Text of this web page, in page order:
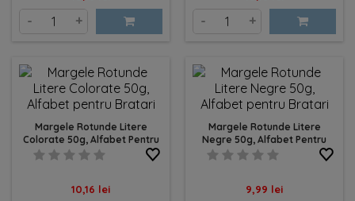
- + - +
Margele Rotunde Litere
Colorate 50g, Alfabet Pentru
Bratari
Pret
10,16 lei
Margele Rotunde Litere
Negre 50g, Alfabet Pentru
Bratari
Pret
9,99 lei